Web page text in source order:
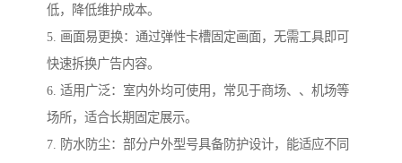
低，降低维护成本。
5. 画面易更换：通过弹性卡槽固定画面，无需工具即可
快速拆换广告内容。
6. 适用广泛：室内外均可使用，常见于商场、、机场等
场所，适合长期固定展示。
7. 防水防尘：部分户外型号具备防护设计，能适应不同